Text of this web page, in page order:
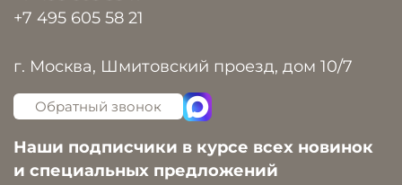
+7 495 605 58 21
г. Москва, Шмитовский проезд, дом 10/7
Обратный звонок
Наши подписчики в курсе всех новинок
и специальных предложений